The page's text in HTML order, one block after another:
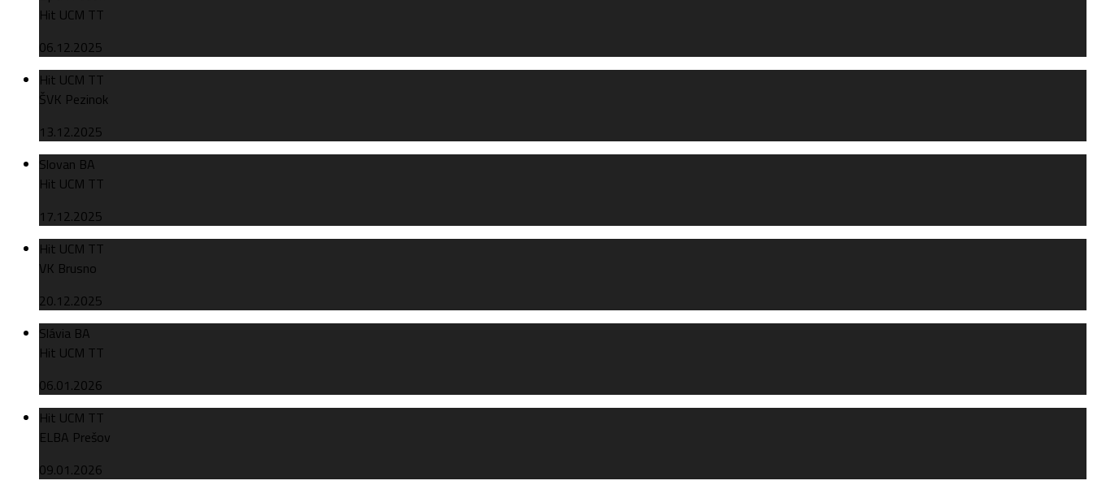
Hit UCM TT
06.12.2025
Hit UCM TT
ŠVK Pezinok
13.12.2025
Slovan BA
Hit UCM TT
17.12.2025
Hit UCM TT
VK Brusno
20.12.2025
Slávia BA
Hit UCM TT
06.01.2026
Hit UCM TT
ELBA Prešov
09.01.2026